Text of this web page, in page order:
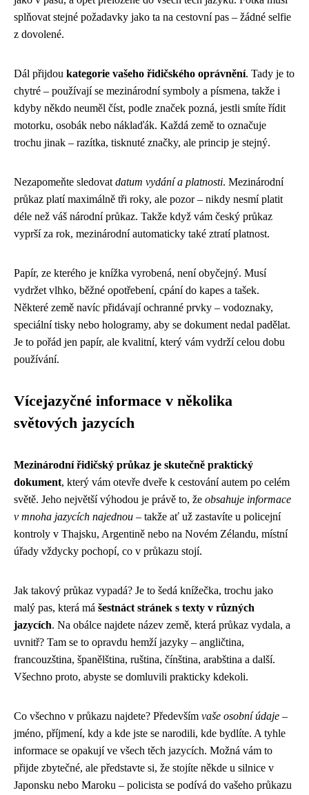
splňovat stejné požadavky jako ta na cestovní pas – žádné selfie
z dovolené.
Dál přijdou kategorie vašeho řidičského oprávnění. Tady je to
chytré – používají se mezinárodní symboly a písmena, takže i
kdyby někdo neuměl číst, podle značek pozná, jestli smíte řídit
motorku, osobák nebo náklaďák. Každá země to označuje
trochu jinak – razítka, tisknuté značky, ale princip je stejný.
Nezapomeňte sledovat datum vydání a platnosti. Mezinárodní
průkaz platí maximálně tři roky, ale pozor – nikdy nesmí platit
déle než váš národní průkaz. Takže když vám český průkaz
vyprší za rok, mezinárodní automaticky také ztratí platnost.
Papír, ze kterého je knížka vyrobená, není obyčejný. Musí
vydržet vlhko, běžné opotřebení, cpání do kapes a tašek.
Některé země navíc přidávají ochranné prvky – vodoznaky,
speciální tisky nebo hologramy, aby se dokument nedal padělat.
Je to pořád jen papír, ale kvalitní, který vám vydrží celou dobu
používání.
Vícejazyčné informace v několika
světových jazycích
Mezinárodní řidičský průkaz je skutečně praktický
dokument, který vám otevře dveře k cestování autem po celém
světě. Jeho největší výhodou je právě to, že obsahuje informace
v mnoha jazycích najednou – takže ať už zastavíte u policejní
kontroly v Thajsku, Argentině nebo na Novém Zélandu, místní
úřady vždycky pochopí, co v průkazu stojí.
Jak takový průkaz vypadá? Je to šedá knížečka, trochu jako
malý pas, která má šestnáct stránek s texty v různých
jazycích. Na obálce najdete název země, která průkaz vydala, a
uvnitř? Tam se to opravdu hemží jazyky – angličtina,
francouzština, španělština, ruština, čínština, arabština a další.
Všechno proto, abyste se domluvili prakticky kdekoli.
Co všechno v průkazu najdete? Především vaše osobní údaje –
jméno, příjmení, kdy a kde jste se narodili, kde bydlíte. A tyhle
informace se opakují ve všech těch jazycích. Možná vám to
přijde zbytečné, ale představte si, že stojíte někde u silnice v
Japonsku nebo Maroku – policista se podívá do vašeho průkazu